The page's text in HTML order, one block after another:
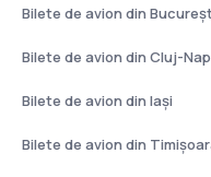
Bilete de avion din
Bilete de avion din Cluj-
Bilete de avion din Iași
Bilete de avion din